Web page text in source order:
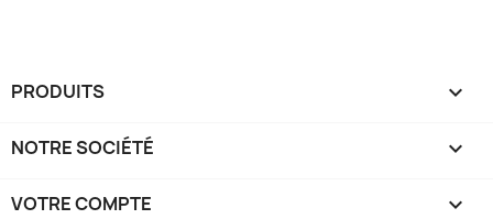
PRODUITS 
NOTRE SOCIÉTÉ 
VOTRE COMPTE 